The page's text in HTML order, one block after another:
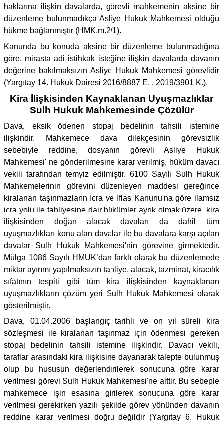
haklarına ilişkin davalarda, görevli mahkemenin aksine bir
düzenleme bulunmadıkça Asliye Hukuk Mahkemesi olduğu
hükme bağlanmıştır (HMK.m.2/1).
Kanunda bu konuda aksine bir düzenleme bulunmadığına
göre, mirasta adi istihkak isteğine ilişkin davalarda davanın
değerine bakılmaksızın Asliye Hukuk Mahkemesi görevlidir
(Yargıtay 14. Hukuk Dairesi 2016/8887 E. , 2019/3901 K.).
Kira İlişkisinden Kaynaklanan Uyuşmazlıklar
Sulh Hukuk Mahkemesinde Çözülür
Dava, eksik ödenen stopaj bedelinin tahsili istemine
ilişkindir. Mahkemece dava dilekçesinin görevsizlik
sebebiyle reddine, dosyanın görevli Asliye Hukuk
Mahkemesi' ne gönderilmesine karar verilmiş, hüküm davacı
vekili tarafından temyiz edilmiştir. 6100 Sayılı Sulh Hukuk
Mahkemelerinin görevini düzenleyen maddesi gereğince
kiralanan taşınmazların İcra ve İflas Kanunu'na göre ilamsız
icra yolu ile tahliyesine dair hükümler ayrık olmak üzere, kira
ilişkisinden doğan alacak davaları da dahil tüm
uyuşmazlıkları konu alan davalar ile bu davalara karşı açılan
davalar Sulh Hukuk Mahkemesi'nin görevine girmektedir.
Mülga 1086 Sayılı HMUK’dan farklı olarak bu düzenlemede
miktar ayırımı yapılmaksızın tahliye, alacak, tazminat, kiracılık
sıfatının tespiti gibi tüm kira ilişkisinden kaynaklanan
uyuşmazlıkların çözüm yeri Sulh Hukuk Mahkemesi olarak
gösterilmiştir.
Dava, 01.04.2006 başlangıç tarihli ve on yıl süreli kira
sözleşmesi ile kiralanan taşınmaz için ödenmesi gereken
stopaj bedelinin tahsili istemine ilişkindir. Davacı vekili,
taraflar arasındaki kira ilişkisine dayanarak talepte bulunmuş
olup bu hususun değerlendirilerek sonucuna göre karar
verilmesi görevi Sulh Hukuk Mahkemesi'ne aittir. Bu sebeple
mahkemece işin esasına girilerek sonucuna göre karar
verilmesi gerekirken yazılı şekilde görev yönünden davanın
reddine karar verilmesi doğru değildir (Yargıtay 6. Hukuk